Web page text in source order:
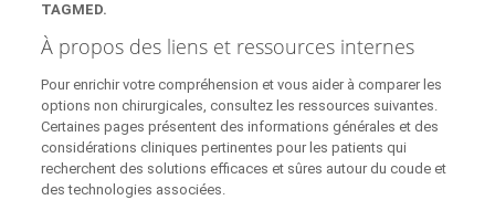
TAGMED.
À propos des liens et ressources internes
Pour enrichir votre compréhension et vous aider à comparer les
options non chirurgicales, consultez les ressources suivantes.
Certaines pages présentent des informations générales et des
considérations cliniques pertinentes pour les patients qui
recherchent des solutions efficaces et sûres autour du coude et
des technologies associées.